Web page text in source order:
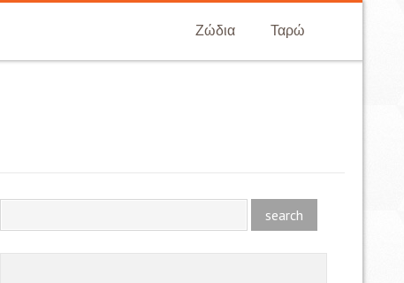
Ζώδια Ταρώ
search